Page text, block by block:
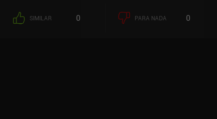
SIMILAR 0 PARA NADA 0